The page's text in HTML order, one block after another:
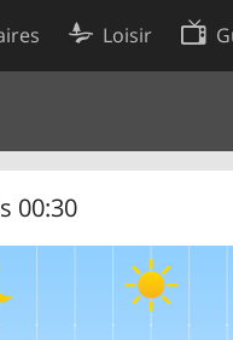
Loisir
00:30
Préférences de cookies